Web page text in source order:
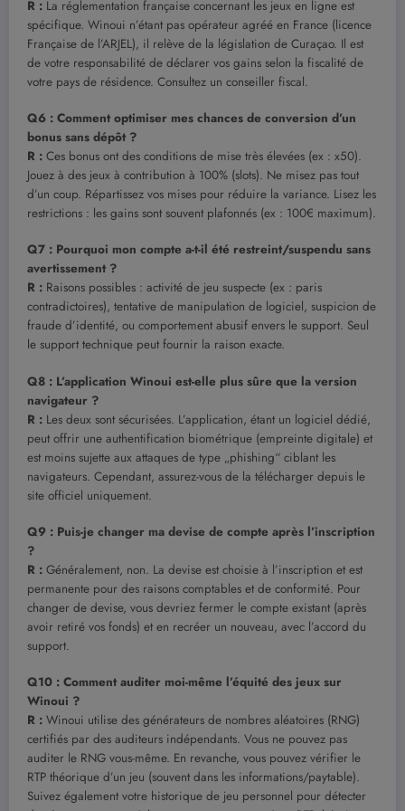
R : La réglementation française concernant les jeux en ligne est
spécifique. Winoui n’étant pas opérateur agréé en France (licence
Française de l’ARJEL), il relève de la législation de Curaçao. Il est
de votre responsabilité de déclarer vos gains selon la fiscalité de
votre pays de résidence. Consultez un conseiller fiscal.
Q6 : Comment optimiser mes chances de conversion d’un
bonus sans dépôt ?
R : Ces bonus ont des conditions de mise très élevées (ex : x50).
Jouez à des jeux à contribution à 100% (slots). Ne misez pas tout
d’un coup. Répartissez vos mises pour réduire la variance. Lisez les
restrictions : les gains sont souvent plafonnés (ex : 100€ maximum).
Q7 : Pourquoi mon compte a-t-il été restreint/suspendu sans
avertissement ?
R : Raisons possibles : activité de jeu suspecte (ex : paris
contradictoires), tentative de manipulation de logiciel, suspicion de
fraude d’identité, ou comportement abusif envers le support. Seul
le support technique peut fournir la raison exacte.
Q8 : L’application Winoui est-elle plus sûre que la version
navigateur ?
R : Les deux sont sécurisées. L’application, étant un logiciel dédié,
peut offrir une authentification biométrique (empreinte digitale) et
est moins sujette aux attaques de type „phishing“ ciblant les
navigateurs. Cependant, assurez-vous de la télécharger depuis le
site officiel uniquement.
Q9 : Puis-je changer ma devise de compte après l’inscription
?
R : Généralement, non. La devise est choisie à l’inscription et est
permanente pour des raisons comptables et de conformité. Pour
changer de devise, vous devriez fermer le compte existant (après
avoir retiré vos fonds) et en recréer un nouveau, avec l’accord du
support.
Q10 : Comment auditer moi-même l’équité des jeux sur
Winoui ?
R : Winoui utilise des générateurs de nombres aléatoires (RNG)
certifiés par des auditeurs indépendants. Vous ne pouvez pas
auditer le RNG vous-même. En revanche, vous pouvez vérifier le
RTP théorique d’un jeu (souvent dans les informations/paytable).
Suivez également votre historique de jeu personnel pour détecter